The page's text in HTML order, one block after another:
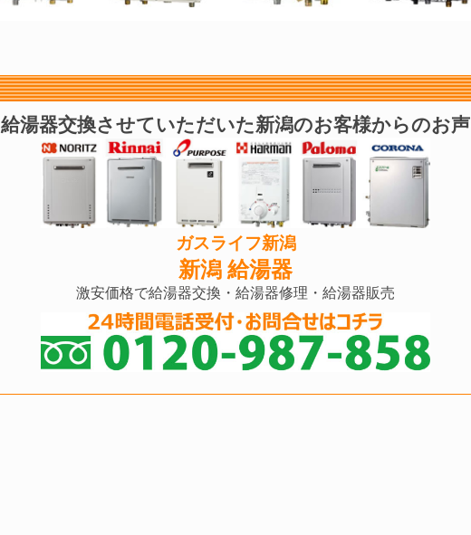
給湯器交換させていただいた新潟のお客様からのお声
ガスライフ新潟
新潟 給湯器
激安価格で給湯器交換・給湯器修理・給湯器販売